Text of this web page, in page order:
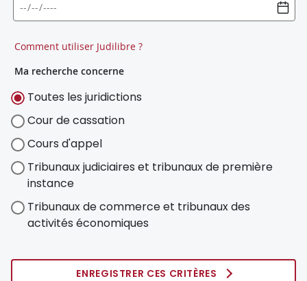
Comment utiliser Judilibre ?
Ma recherche concerne
Toutes les juridictions
Cour de cassation
Cours d'appel
Tribunaux judiciaires et tribunaux de première
instance
Tribunaux de commerce et tribunaux des
activités économiques
ENREGISTRER CES CRITÈRES